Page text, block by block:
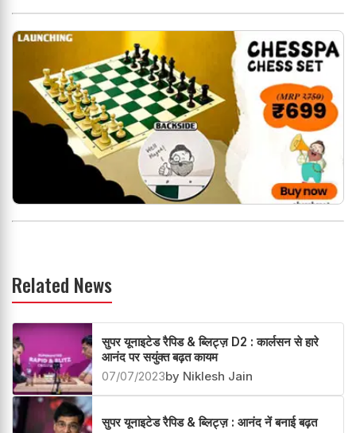
Related News
सुपर यूनाइटेड रैपिड & ब्लिट्ज़ D2 : कार्लसन से हारे
आनंद पर सयुंक्त बढ़त कायम
07/07/2023by Niklesh Jain
सुपर यूनाइटेड रैपिड & ब्लिट्ज़ : आनंद नें बनाई बढ़त